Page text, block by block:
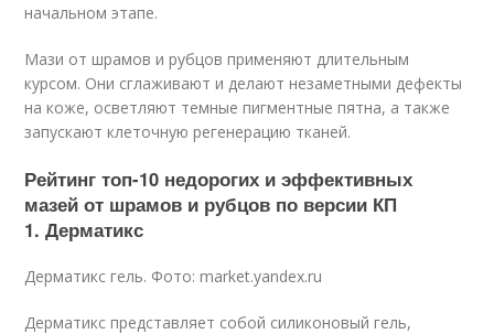
начальном этапе.
Мази от шрамов и рубцов применяют длительным
курсом. Они сглаживают и делают незаметными дефекты
на коже, осветляют темные пигментные пятна, а также
запускают клеточную регенерацию тканей.
Рейтинг топ-10 недорогих и эффективных
мазей от шрамов и рубцов по версии КП
1. Дерматикс
Дерматикс гель. Фото: market.yandex.ru
Дерматикс представляет собой силиконовый гель,